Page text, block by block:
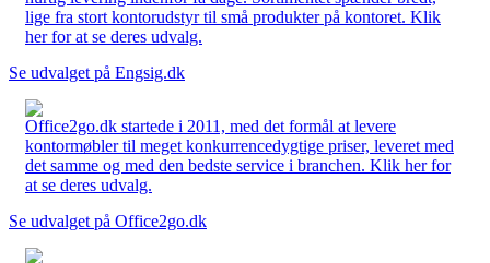
lige fra stort kontorudstyr til små produkter på kontoret. Klik
her for at se deres udvalg.
Se udvalget på Engsig.dk
Office2go.dk startede i 2011, med det formål at levere
kontormøbler til meget konkurrencedygtige priser, leveret med
det samme og med den bedste service i branchen. Klik her for
at se deres udvalg.
Se udvalget på Office2go.dk